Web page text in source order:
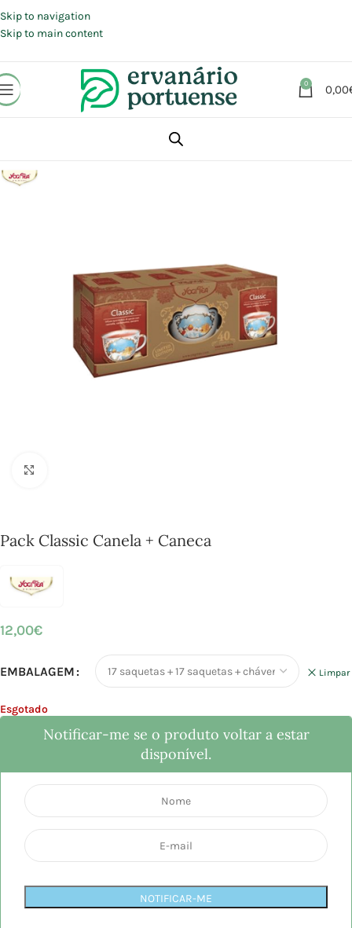
Skip to navigation
Skip to main content
0 0,00
Pack Classic Canela + Caneca
12,00€
EMBALAGEM Limpar
Esgotado
Notificar-me se o produto voltar a estar
disponível.
NOTIFICAR-ME